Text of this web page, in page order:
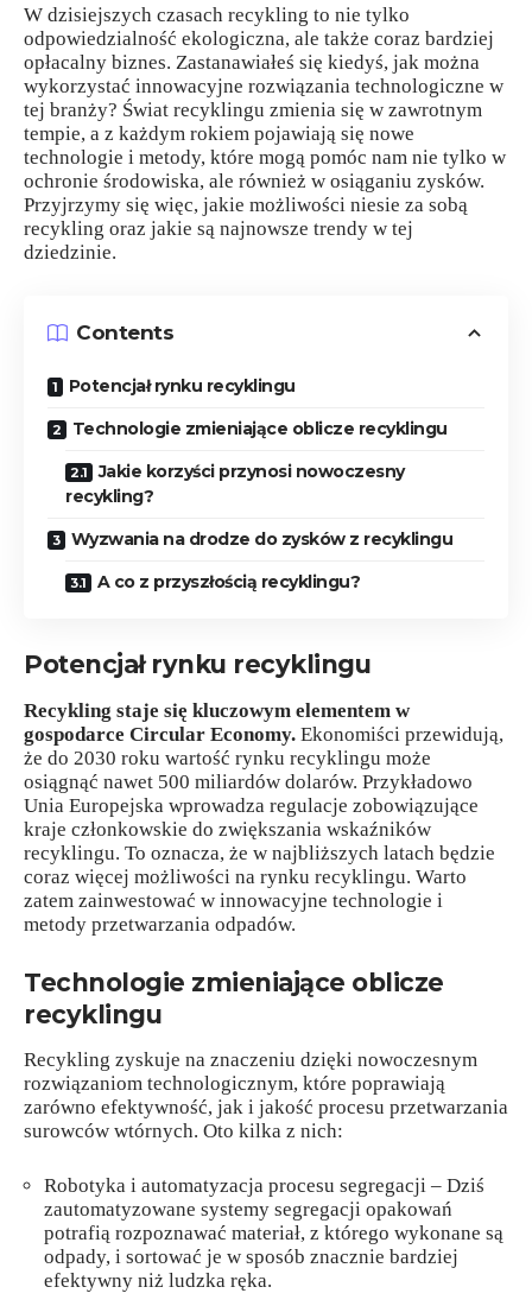
W dzisiejszych czasach recykling to nie tylko
odpowiedzialność ekologiczna, ale także coraz bardziej
opłacalny biznes. Zastanawiałeś się kiedyś, jak można
wykorzystać innowacyjne rozwiązania technologiczne w
tej branży? Świat recyklingu zmienia się w zawrotnym
tempie, a z każdym rokiem pojawiają się nowe
technologie i metody, które mogą pomóc nam nie tylko w
ochronie środowiska, ale również w osiąganiu zysków.
Przyjrzymy się więc, jakie możliwości niesie za sobą
recykling oraz jakie są najnowsze trendy w tej
dziedzinie.
Contents
Potencjał rynku recyklingu
Technologie zmieniające oblicze recyklingu
Jakie korzyści przynosi nowoczesny
recykling?
Wyzwania na drodze do zysków z recyklingu
A co z przyszłością recyklingu?
Potencjał rynku recyklingu
Recykling staje się kluczowym elementem w
gospodarce Circular Economy. Ekonomiści przewidują,
że do 2030 roku wartość rynku recyklingu może
osiągnąć nawet 500 miliardów dolarów. Przykładowo
Unia Europejska wprowadza regulacje zobowiązujące
kraje członkowskie do zwiększania wskaźników
recyklingu. To oznacza, że w najbliższych latach będzie
coraz więcej możliwości na rynku recyklingu. Warto
zatem zainwestować w innowacyjne technologie i
metody przetwarzania odpadów.
Technologie zmieniające oblicze
recyklingu
Recykling zyskuje na znaczeniu dzięki nowoczesnym
rozwiązaniom technologicznym, które poprawiają
zarówno efektywność, jak i jakość procesu przetwarzania
surowców wtórnych. Oto kilka z nich:
Robotyka i automatyzacja procesu segregacji – Dziś
zautomatyzowane systemy segregacji opakowań
potrafią rozpoznawać materiał, z którego wykonane są
odpady, i sortować je w sposób znacznie bardziej
efektywny niż ludzka ręka.